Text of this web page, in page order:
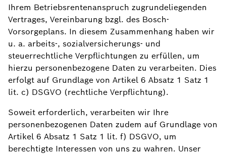
Ihrem Betriebsrentenanspruch zugrundeliegenden
Vertrages, Vereinbarung bzgl. des Bosch-
Vorsorgeplans. In diesem Zusammenhang haben wir
u. a. arbeits-, sozialversicherungs- und
steuerrechtliche Verpflichtungen zu erfüllen, um
hierzu personenbezogene Daten zu verarbeiten. Dies
erfolgt auf Grundlage von Artikel 6 Absatz 1 Satz 1
lit. c) DSGVO (rechtliche Verpflichtung).
Soweit erforderlich, verarbeiten wir Ihre
personenbezogenen Daten zudem auf Grundlage von
Artikel 6 Absatz 1 Satz 1 lit. f) DSGVO, um
berechtigte Interessen von uns zu wahren. Unser